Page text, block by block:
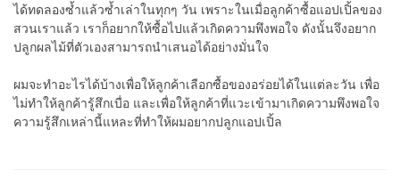
ได้ทดลองซ้ำแล้วซ้ำเล่าในทุกๆ วัน เพราะในเมื่อลูกค้าซื้อแอปเปิ้ลของ
สวนเราแล้ว เราก็อยากให้ซื้อไปแล้วเกิดความพึงพอใจ ดังนั้นจึงอยาก
ปลูกผลไม้ที่ตัวเองสามารถนำเสนอได้อย่างมั่นใจ
ผมจะทำอะไรได้บ้างเพื่อให้ลูกค้าเลือกซื้อของอร่อยได้ในแต่ละวัน เพื่อ
ไม่ทำให้ลูกค้ารู้สึกเบื่อ และเพื่อให้ลูกค้าที่แวะเข้ามาเกิดความพึงพอใจ
ความรู้สึกเหล่านี้แหละที่ทำให้ผมอยากปลูกแอปเปิ้ล